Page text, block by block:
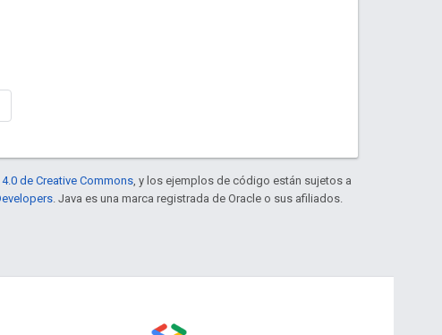
de Creative Commons , y los ejemplos de código están sujetos a
. Java es una marca registrada de Oracle o sus afiliados.